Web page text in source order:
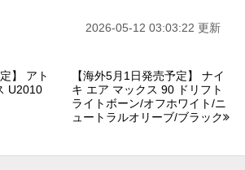
2026-05-12 03:03:22 更新
】 アト
U2010
【海外5月1日発売予定】 ナイ
キ エア マックス 90 ドリフト
ライトボーン/オフホワイト/ニ
ュートラルオリーブ/ブラック